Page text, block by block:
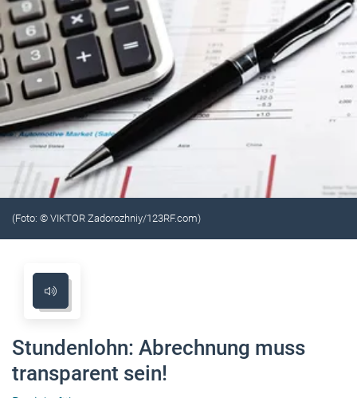
(Foto: © VIKTOR Zadorozhniy/123RF.com)
Stundenlohn: Abrechnung muss
transparent sein!